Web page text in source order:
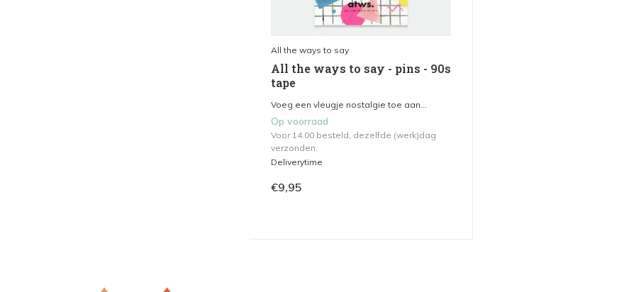
All the ways to say
All the ways to say - pins - 90s
tape
Voeg een vleugje nostalgie toe aan...
Op voorraad
Voor 14.00 besteld, dezelfde (werk)dag
verzonden.
Deliverytime
€9,95